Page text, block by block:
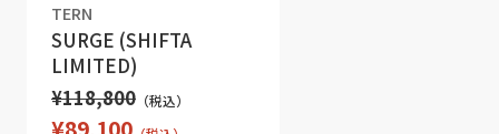
TERN
SURGE (SHIFTA
LIMITED)
¥118,800（税込）